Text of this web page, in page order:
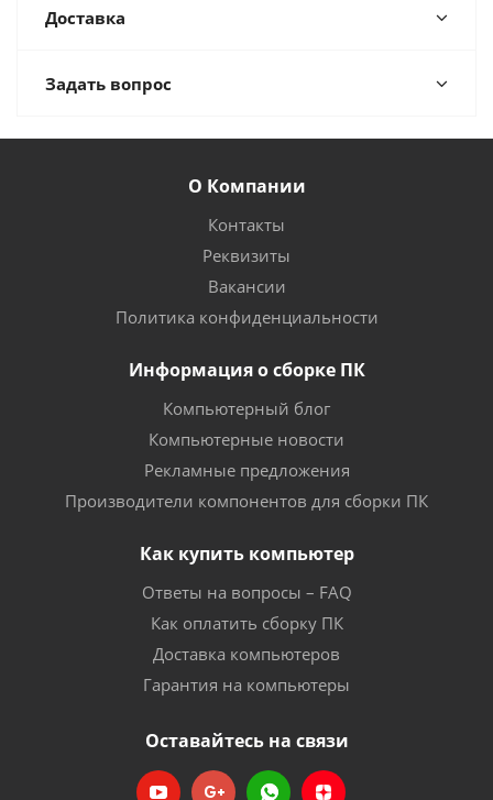
Доставка
Задать вопрос
О Компании
Контакты
Реквизиты
Вакансии
Политика конфиденциальности
Информация о сборке ПК
Компьютерный блог
Компьютерные новости
Рекламные предложения
Производители компонентов для сборки ПК
Как купить компьютер
Ответы на вопросы – FAQ
Как оплатить сборку ПК
Доставка компьютеров
Гарантия на компьютеры
Оставайтесь на связи